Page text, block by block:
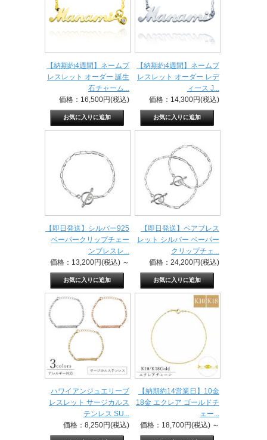
【納期約4週間】ネームブ
レスレット オーダー 誕生
石チャーム...
価格：16,500円(税込)
【納期約4週間】ネームブ
レスレット オーダー レデ
ィース J...
価格：14,300円(税込)
【即日発送】シルバー925
ペーパークリップチェー
ンブレスレ...
価格：13,200円(税込) ～
【即日発送】ペアブレス
レット シルバー ペーパー
クリップチェ...
価格：24,200円(税込)
ハワイアンジュエリーブ
レスレット サージカルス
テンレス SU...
価格：8,250円(税込)
【納期約14営業日】10金
18金 エクレア ゴールドチ
ェー...
価格：18,700円(税込) ～